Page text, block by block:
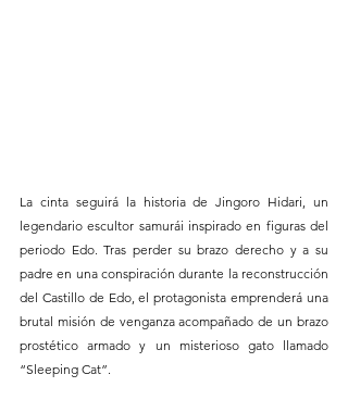
La cinta seguirá la historia de Jingoro Hidari, un
legendario escultor samurái inspirado en figuras del
periodo Edo. Tras perder su brazo derecho y a su
padre en una conspiración durante la reconstrucción
del Castillo de Edo, el protagonista emprenderá una
brutal misión de venganza acompañado de un brazo
prostético armado y un misterioso gato llamado
“Sleeping Cat”.